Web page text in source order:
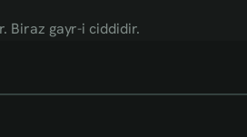
Biraz gayr-i ciddidir.